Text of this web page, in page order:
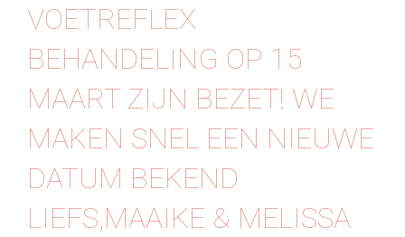
Webshop
Contact
VOETREFLEX
BEHANDELING OP 15
MAART ZIJN BEZET! WE
MAKEN SNEL EEN NIEUWE
DATUM BEKEND️
LIEFS,MAAIKE & MELISSA